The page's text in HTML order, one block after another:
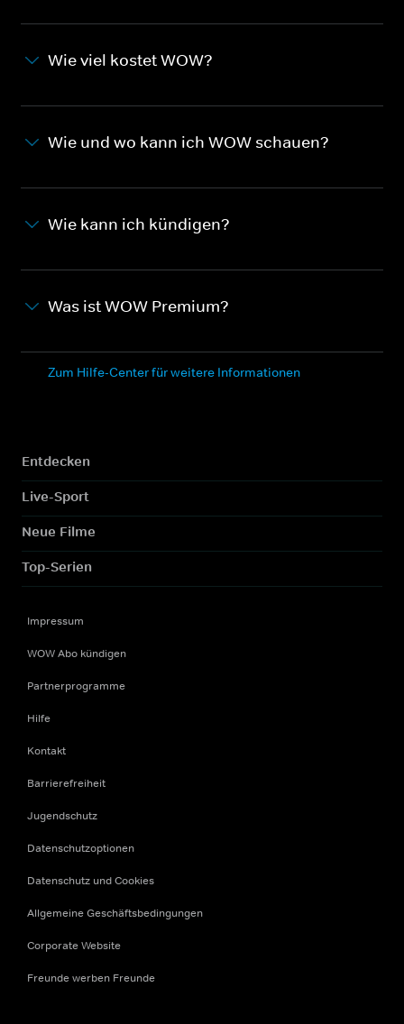
Wie viel kostet WOW?
Wie und wo kann ich WOW schauen?
Wie kann ich kündigen?
Was ist WOW Premium?
Zum Hilfe-Center für weitere Informationen
Entdecken
Live-Sport
Neue Filme
Top-Serien
Impressum
WOW Abo kündigen
Partnerprogramme
Hilfe
Kontakt
Barrierefreiheit
Jugendschutz
Datenschutzoptionen
Datenschutz und Cookies
Allgemeine Geschäftsbedingungen
Corporate Website
Freunde werben Freunde